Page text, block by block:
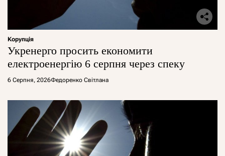
Корупція
Укренерго просить економити
електроенергію 6 серпня через спеку
6 Серпня, 2026Федоренко Світлана